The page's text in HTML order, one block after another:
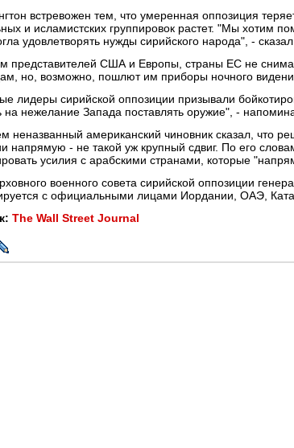
встревожен тем, что умеренная оппозиция
и исламистских группировок растет. "Мы хотим
удовлетворять нужды сирийского народа", -
представителей США и Европы, страны ЕС не
но, возможно, пошлют им приборы ночного
лидеры сирийской оппозиции призывали
на нежелание Запада поставлять оружие", -
неназванный американский чиновник сказал, что
напрямую - не такой уж крупный сдвиг. По его
усилия с арабскими странами, которые
военного совета сирийской оппозиции
с официальными лицами Иордании, ОАЭ,
The Wall Street Journal